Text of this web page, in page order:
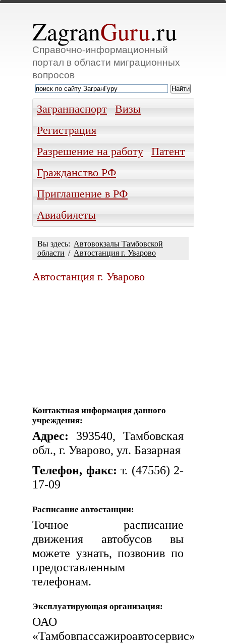
ZagranGuru.ru
Справочно-информационный
портал в области миграционных
вопросов
Загранпаспорт
Визы
Регистрация
Разрешение на работу
Патент
Гражданство РФ
Приглашение в РФ
Авиабилеты
Вы здесь: Автовокзалы Тамбовской
области / Автостанция г. Уварово
Автостанция г. Уварово
Контактная информация данного
учреждения:
Адрес: 393540, Тамбовская
обл., г. Уварово, ул. Базарная
Телефон, факс: т. (47556) 2-
17-09
Расписание автостанции:
Точное расписание
движения автобусов вы
можете узнать, позвонив по
предоставленным
телефонам.
Эксплуатирующая организация:
ОАО
«Тамбовпассажироавтосервис»